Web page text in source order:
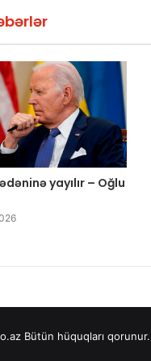
yayılır – Oğlu
Bütün hüquqları qorunur.